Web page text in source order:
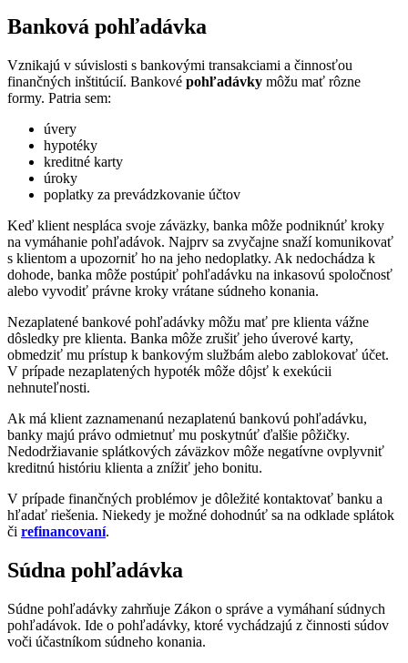
Banková pohľadávka
Vznikajú v súvislosti s bankovými transakciami a činnosťou
finančných inštitúcií. Bankové pohľadávky môžu mať rôzne
formy. Patria sem:
úvery
hypotéky
kreditné karty
úroky
poplatky za prevádzkovanie účtov
Keď klient nespláca svoje záväzky, banka môže podniknúť kroky
na vymáhanie pohľadávok. Najprv sa zvyčajne snaží komunikovať
s klientom a upozorniť ho na jeho nedoplatky. Ak nedochádza k
dohode, banka môže postúpiť pohľadávku na inkasovú spoločnosť
alebo vyvodiť právne kroky vrátane súdneho konania.
Nezaplatené bankové pohľadávky môžu mať pre klienta vážne
dôsledky pre klienta. Banka môže zrušiť jeho úverové karty,
obmedziť mu prístup k bankovým službám alebo zablokovať účet.
V prípade nezaplatených hypoték môže dôjsť k exekúcii
nehnuteľnosti.
Ak má klient zaznamenanú nezaplatenú bankovú pohľadávku,
banky majú právo odmietnuť mu poskytnúť ďalšie pôžičky.
Nedodržiavanie splátkových záväzkov môže negatívne ovplyvniť
kreditnú históriu klienta a znížiť jeho bonitu.
V prípade finančných problémov je dôležité kontaktovať banku a
hľadať riešenia. Niekedy je možné dohodnúť sa na odklade splátok
či refinancovaní.
Súdna pohľadávka
Súdne pohľadávky zahrňuje Zákon o správe a vymáhaní súdnych
pohľadávok. Ide o pohľadávky, ktoré vychádzajú z činnosti súdov
voči účastníkom súdneho konania.